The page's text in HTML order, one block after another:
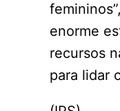
enorme
recursos
para lidar